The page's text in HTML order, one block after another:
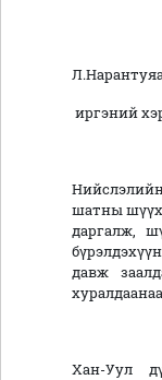
иргэний
шатны
даргалж,
давж
Хан-Уул